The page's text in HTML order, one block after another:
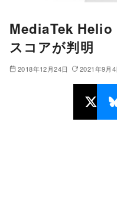
MediaTek Helio
スコアが判明
2018年12月24日 2021年9月4